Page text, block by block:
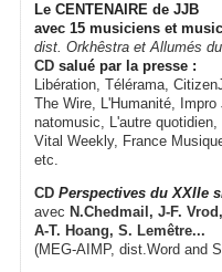
Le CENTENAIRE de JJB
avec 15 musiciens et
dist. Orkhêstra et Allumés
CD salué par la presse :
Libération, Télérama,
The Wire, L'Humanité, Impro
natomusic, L'autre quotidien,
Vital Weekly, France
etc.
CD Perspectives du XXIIe
avec N.Chedmail, J-F. Vrod,
A-T. Hoang, S. Lemêtre...
(MEG-AIMP, dist.Word and